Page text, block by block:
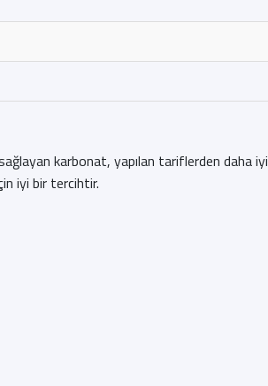
karbonat, yapılan tariflerden daha iyi
iyi bir tercihtir.